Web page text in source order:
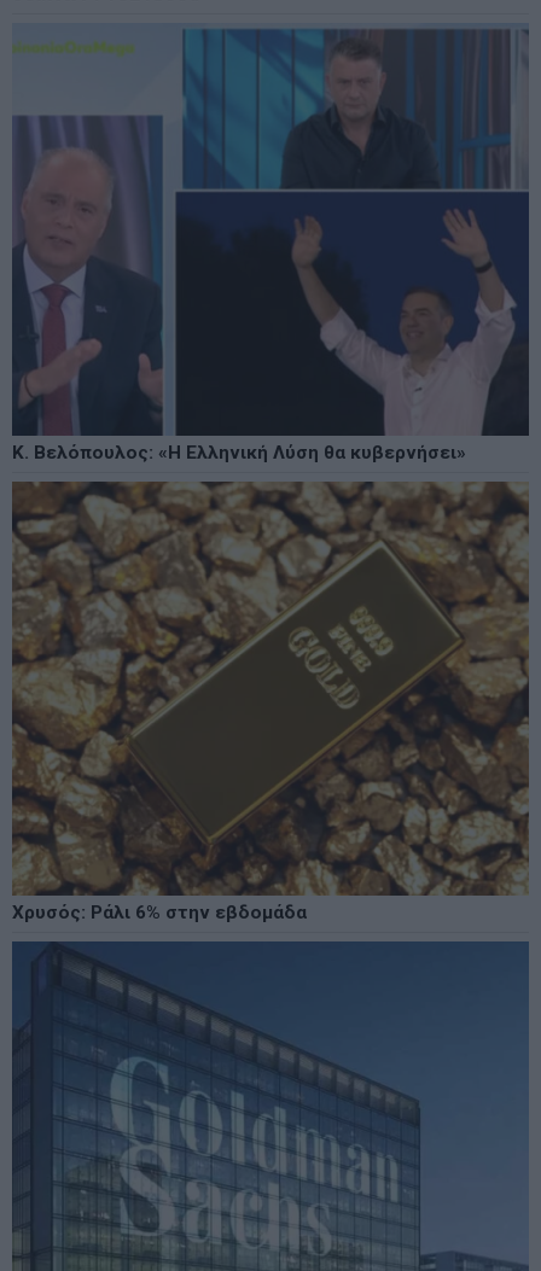
Κ. Βελόπουλος: «Η Ελληνική Λύση θα κυβερνήσει»
Χρυσός: Ράλι 6% στην εβδομάδα